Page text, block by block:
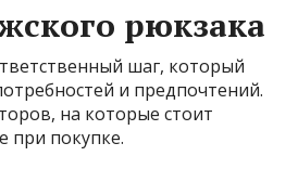
рюкзака
шаг, который
и предпочтений.
на которые стоит
при покупке.